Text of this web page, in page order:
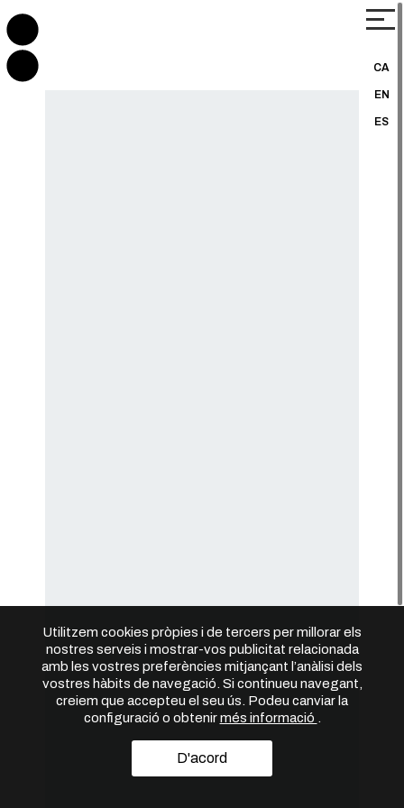
CA
EN
ES
Utilitzem cookies pròpies i de tercers per millorar els
nostres serveis i mostrar-vos publicitat relacionada
amb les vostres preferències mitjançant l’anàlisi dels
vostres hàbits de navegació. Si continueu navegant,
creiem que accepteu el seu ús. Podeu canviar la
configuració o obtenirmés informació
D'acord